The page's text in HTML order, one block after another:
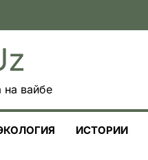
на вайбе
ИСТОРИИ